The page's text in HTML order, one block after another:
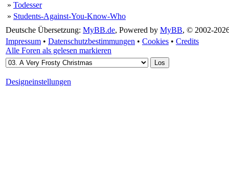
» Todesser
» Students-Against-You-Know-Who
Deutsche Übersetzung: MyBB.de, Powered by MyBB, © 2002-
Impressum • Datenschutzbestimmungen • Cookies • Credits
Alle Foren als gelesen markieren
Designeinstellungen